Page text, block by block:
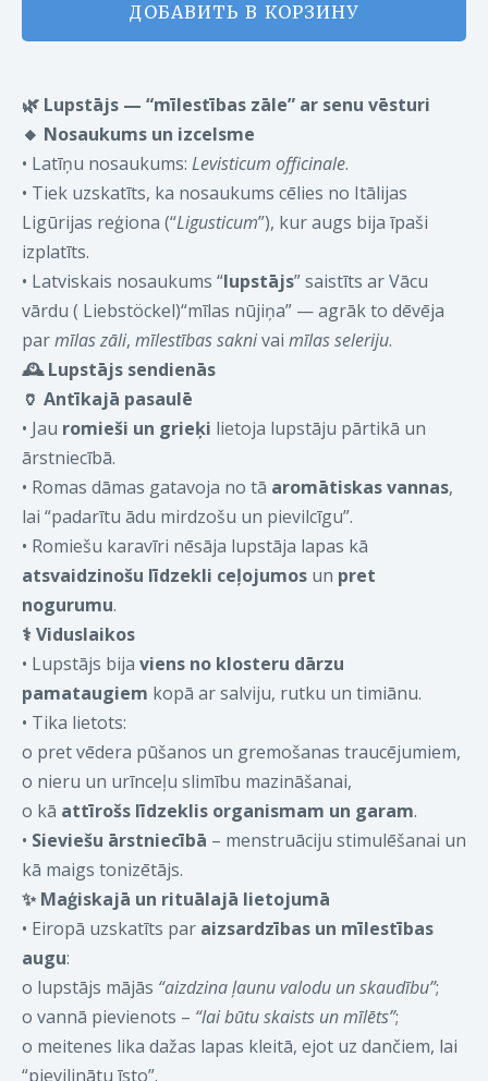
ДОБАВИТЬ В КОРЗИНУ
🌿 Lupstājs — “mīlestības zāle” ar senu vēsturi
🔸 Nosaukums un izcelsme
• Latīņu nosaukums: Levisticum officinale.
• Tiek uzskatīts, ka nosaukums cēlies no Itālijas
Ligūrijas reģiona (“Ligusticum”), kur augs bija īpaši
izplatīts.
• Latviskais nosaukums “lupstājs” saistīts ar Vācu
vārdu ( Liebstöckel)“mīlas nūjiņa” — agrāk to dēvēja
parmīlas zāli, mīlestības saknivai mīlas seleriju.
🕰️Lupstājs sendienās
🏺 Antīkajā pasaulē
• Jau romieši un grieķi lietoja lupstāju pārtikā un
ārstniecībā.
• Romas dāmas gatavoja no tā aromātiskas vannas,
lai “padarītu ādu mirdzošu un pievilcīgu”.
• Romiešu karavīri nēsāja lupstāja lapas kā
atsvaidzinošu līdzekli ceļojumos un pret
nogurumu.
⚕️Viduslaikos
• Lupstājs bija viens no klosteru dārzu
pamataugiem kopā ar salviju, rutku un timiānu.
• Tika lietots:
o pret vēdera pūšanos un gremošanas traucējumiem,
o nieru un urīnceļu slimību mazināšanai,
o kā attīrošs līdzeklis organismam un garam.
• Sieviešu ārstniecībā – menstruāciju stimulēšanai un
kā maigs tonizētājs.
✨Maģiskajā un rituālajā lietojumā
• Eiropā uzskatīts par aizsardzības un mīlestības
augu:
o lupstājs mājās “aizdzina ļaunu valodu un skaudību”;
o vannā pievienots – “lai būtu skaists un mīlēts”;
o meitenes lika dažas lapas kleitā, ejot uz dančiem, lai
“pievilinātu īsto”.